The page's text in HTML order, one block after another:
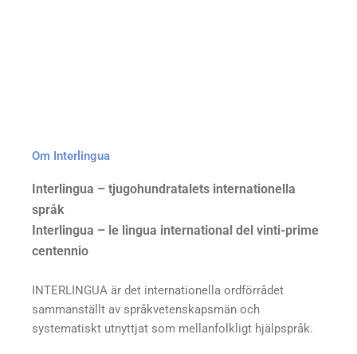
Om Interlingua
Interlingua – tjugohundratalets internationella
språk
Interlingua – le lingua international del vinti-prime
centennio
INTERLINGUA är det internationella ordförrådet
sammanställt av språkvetenskapsmän och
systematiskt utnyttjat som mellanfolkligt hjälpspråk.